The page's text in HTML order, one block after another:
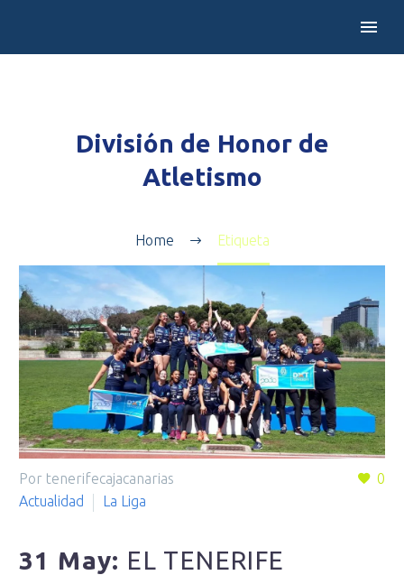
División de Honor de
Atletismo
Home Etiqueta
0
Por tenerifecajacanarias
Actualidad
La Liga
31 May: EL TENERIFE